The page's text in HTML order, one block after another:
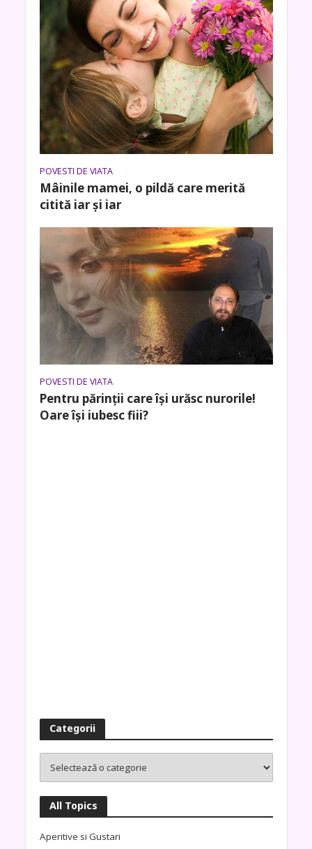
POVESTI DE VIATA
Mâinile mamei, o pildă care merită
citită iar și iar
POVESTI DE VIATA
Pentru părinții care își urăsc nurorile!
Oare își iubesc fiii?
Categorii
All Topics
Aperitive si Gustari